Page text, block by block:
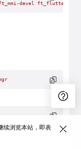
devel ft_flutter-
续浏览本站，即表